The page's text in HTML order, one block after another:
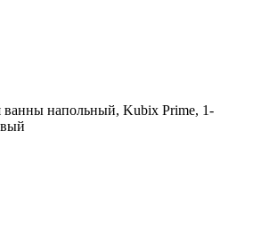
ванны напольный, Kubix Prime, 1-